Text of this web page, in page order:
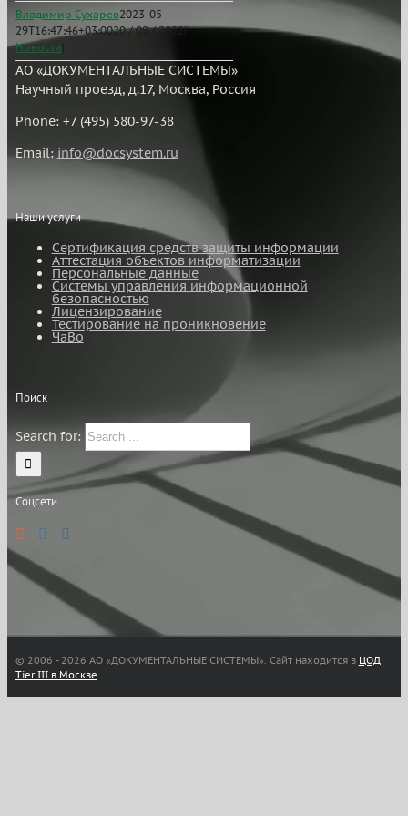
Владимир Сухарев2023-05-
29T16:47:46+03:0020 / 09 / 2022|
Новости
АО «ДОКУМЕНТАЛЬНЫЕ СИСТЕМЫ»
Научный проезд, д.17, Москва, Россия
Phone: +7 (495) 580-97-38
Email: info@docsystem.ru
Наши услуги
Сертификация средств защиты информации
Аттестация объектов информатизации
Персональные данные
Системы управления информационной
безопасностью
Лицензирование
Тестирование на проникновение
ЧаВо
Поиск
Search for:
Соцсети
© 2006 - 2026 АО «ДОКУМЕНТАЛЬНЫЕ СИСТЕМЫ». Сайт находится в ЦОД
Tier III в Москве.